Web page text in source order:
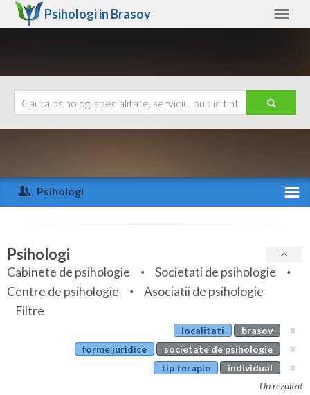
Psihologi in Brasov
Arad
Arges
Bihor
Bistrita-Nasaud
Botosani
Ajutor
Psihologi
Specialitati
Servicii
Articole
Psihologi
Cabinete de psihologie
Societati de psihologie
Centre de psihologie
Asociatii de psihologie
Filtre
localitati
brasov
forme juridice
societate de psihologie
tip terapie
individual
Un rezultat